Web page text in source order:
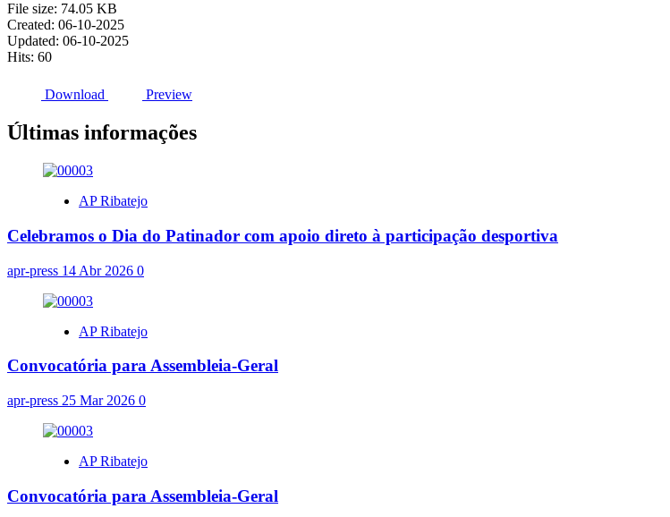
File size: 74.05 KB
Created: 06-10-2025
Updated: 06-10-2025
Hits: 60
Download Preview
Últimas informações
AP Ribatejo
Celebramos o Dia do Patinador com apoio direto à participação desportiva
apr-press 14 Abr 2026 0
AP Ribatejo
Convocatória para Assembleia-Geral
apr-press 25 Mar 2026 0
AP Ribatejo
Convocatória para Assembleia-Geral